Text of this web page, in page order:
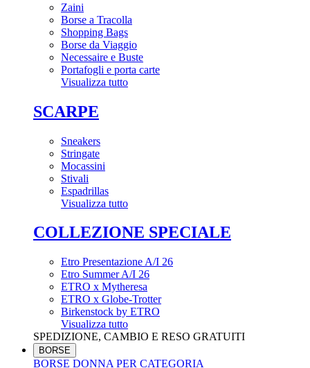
Zaini
Borse a Tracolla
Shopping Bags
Borse da Viaggio
Necessaire e Buste
Portafogli e porta carte
Visualizza tutto
SCARPE
Sneakers
Stringate
Mocassini
Stivali
Espadrillas
Visualizza tutto
COLLEZIONE SPECIALE
Etro Presentazione A/I 26
Etro Summer A/I 26
ETRO x Mytheresa
ETRO x Globe-Trotter
Birkenstock by ETRO
Visualizza tutto
SPEDIZIONE, CAMBIO E RESO GRATUITI
BORSE
BORSE DONNA PER CATEGORIA